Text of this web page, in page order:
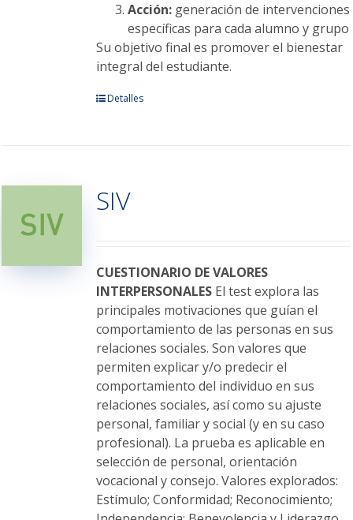
Acción:generación de intervenciones
específicas para cada alumno y grupo
Su objetivo final es promover el bienestar
integral del estudiante.
Este
Las
opciones
elegir
en
la
página
de
producto
Detalles
SIV
CUESTIONARIO DE VALORES
INTERPERSONALESEl test explora las
principales motivaciones que guían el
comportamiento de las personas en sus
relaciones sociales. Son valores que
permiten explicar y/o predecir el
comportamiento del individuo en sus
relaciones sociales, así como su ajuste
personal, familiar y social (y en su caso
profesional). La prueba es aplicable en
selección de personal, orientación
vocacional y consejo. Valores explorados:
Estímulo; Conformidad; Reconocimiento;